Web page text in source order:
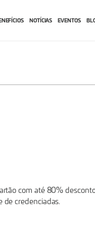
NOTÍCIAS EVENTOS
com até 80%
de credenciadas.